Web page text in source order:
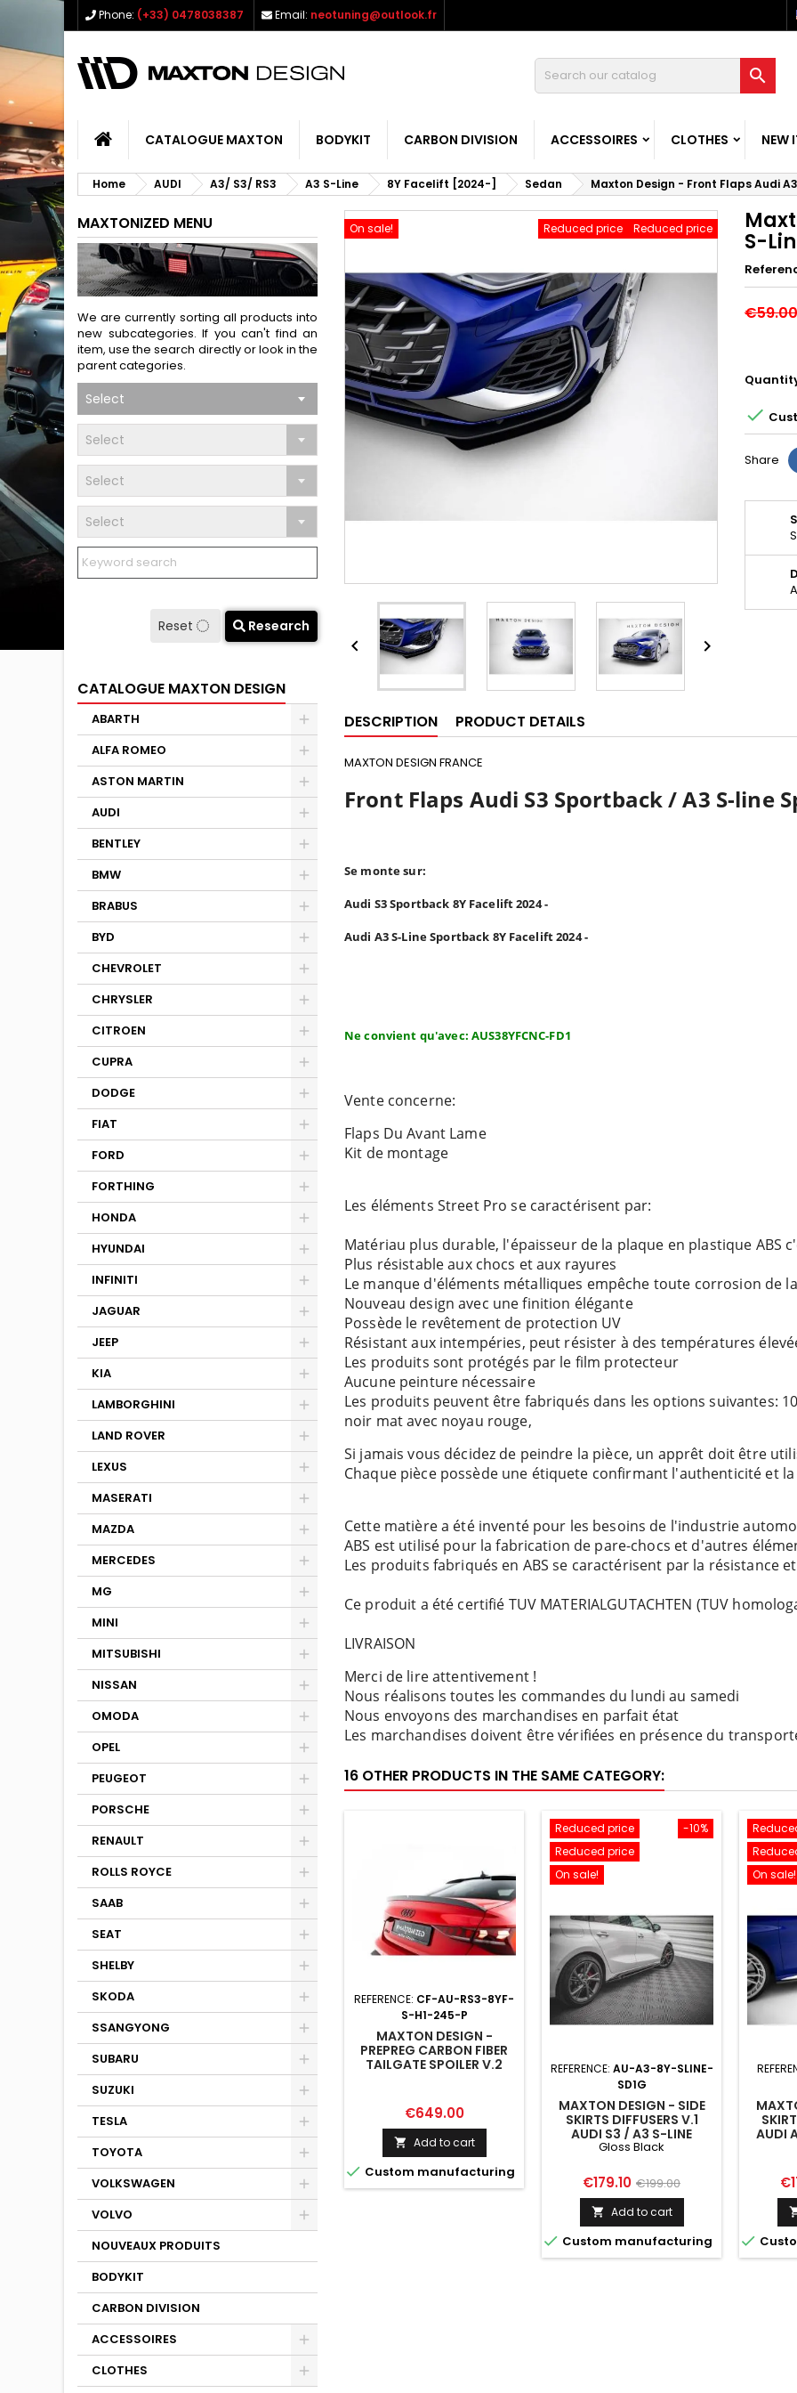
Phone: (+33) 0478038387 Email: neotuning@outlook.fr

CATALOGUE MAXTON BODYKIT CARBON DIVISION ACCESSOIRES CLOTHES NEW
Home AUDI A3/ S3/ RS3 A3 S-Line 8Y Facelift [2024-] Sedan Maxton Design - Front Flaps Audi
MAXTONIZED MENU
We are currently sorting all products into
new subcategories. If you can't find an
item, use the search directly or look in the
parent categories.
Select
Select
Select
Select
Reset Research
CATALOGUE MAXTON DESIGN
ABARTH
ALFA ROMEO
ASTON MARTIN
AUDI
BENTLEY
BMW
BRABUS
BYD
CHEVROLET
CHRYSLER
CITROEN
CUPRA
DODGE
FIAT
FORD
FORTHING
HONDA
HYUNDAI
INFINITI
JAGUAR
JEEP
KIA
LAMBORGHINI
LAND ROVER
LEXUS
MASERATI
MAZDA
MERCEDES
MG
MINI
MITSUBISHI
NISSAN
OMODA
OPEL
PEUGEOT
PORSCHE
RENAULT
ROLLS ROYCE
SAAB
SEAT
SHELBY
SKODA
SSANGYONG
SUBARU
SUZUKI
TESLA
TOYOTA
VOLKSWAGEN
VOLVO
NOUVEAUX PRODUITS
BODYKIT
CARBON DIVISION
ACCESSOIRES
CLOTHES
On sale! Reduced price
Reduced price
 
S-
€59.00

Share
DESCRIPTION PRODUCT DETAILS
MAXTON DESIGN FRANCE
Front Flaps Audi S3 Sportback / A3 S-line
Se monte sur:
Audi S3 Sportback 8Y Facelift 2024 -
Audi A3 S-Line Sportback 8Y Facelift 2024 -
Ne convient qu'avec: AUS38YFCNC-FD1
Vente concerne:
Flaps Du Avant Lame
Kit de montage
Les éléments Street Pro se caractérisent par:
Matériau plus durable, l'épaisseur de la plaque en plastique ABS
Plus résistable aux chocs et aux rayures
Le manque d'éléments métalliques empêche toute corrosion de
Nouveau design avec une finition élégante
Possède le revêtement de protection UV
Résistant aux intempéries, peut résister à des températures
Les produits sont protégés par le film protecteur
Aucune peinture nécessaire
Les produits peuvent être fabriqués dans les options suivantes:
noir mat avec noyau rouge,
Si jamais vous décidez de peindre la pièce, un apprêt doit être
Chaque pièce possède une étiquete confirmant l'authenticité et
Cette matière a été inventé pour les besoins de l'industrie
ABS est utilisé pour la fabrication de pare-chocs et d'autres
Les produits fabriqués en ABS se caractérisent par la résistance
Ce produit a été certifié TUV MATERIALGUTACHTEN (TUV
LIVRAISON
Merci de lire attentivement !
Nous réalisons toutes les commandes du lundi au samedi
Nous envoyons des marchandises en parfait état
Les marchandises doivent être vérifiées en présence du
16 OTHER PRODUCTS IN THE SAME CATEGORY:
REFERENCE: CF-AU-RS3-8YF-
S-H1-245-P
MAXTON DESIGN -
PREPREG CARBON FIBER
TAILGATE SPOILER V.2
Price
€649.00
 Add to cart
 Custom manufacturing
-10%
Reduced price
Reduced price
On sale!
REFERENCE: AU-A3-8Y-SLINE-
SD1G
MAXTON DESIGN - SIDE
SKIRTS DIFFUSERS V.1
AUDI S3 / A3 S-LINE
SPORTBACK / SEDAN 8Y /
BLACK
Gloss Black
Price
€179.10 Regular
price
€199.00
 Add to cart
 Custom manufacturing
On sale!
AUDI
